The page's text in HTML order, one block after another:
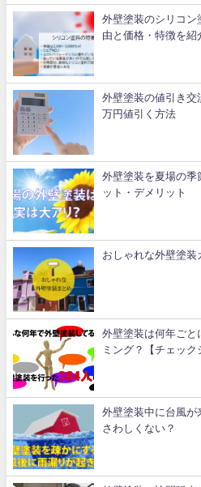
外壁塗装のシリコン
由と価格・特徴を紹
外壁塗装の値引き交
万円値引く方法
外壁塗装を夏場の季
ット・デメリット
おしゃれな外壁塗装
外壁塗装は何年ごと
ミング？【チェック
外壁塗装中に台風が
さわしくない？